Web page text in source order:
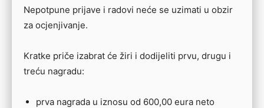
Nepotpune prijave i radovi neće se uzimati u obzir
za ocjenjivanje.
Kratke priče izabrat će žiri i dodijeliti prvu, drugu i
treću nagradu:
prva nagrada u iznosu od 600,00 eura neto